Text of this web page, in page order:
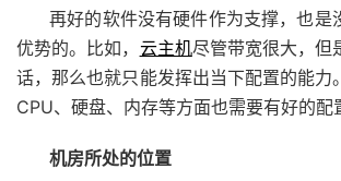
再好的软件没有硬件作为支撑，也是
优势的。比如， 云主机尽管带宽很大，但
话，那么也就只能发挥出当下配置的能力
CPU、硬盘、内存等方面也需要有好的配
机房所处的位置